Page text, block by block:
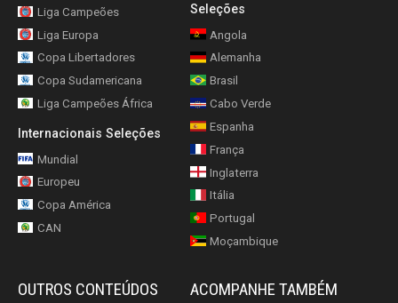
Liga Campeões
Liga Europa
Copa Libertadores
Copa Sudamericana
Liga Campeões África
Internacionais Seleções
Mundial
Europeu
Copa América
CAN
Seleções
Angola
Alemanha
Brasil
Cabo Verde
Espanha
França
Inglaterra
Itália
Portugal
Moçambique
OUTROS CONTEÚDOS ACOMPANHE TAMBÉM